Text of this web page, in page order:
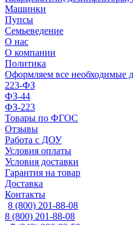
Машинки
Пупсы
Семьеведение
О нас
О компании
Политика
Оформляем все необходимые
223-ФЗ
ФЗ-44
ФЗ-223
Товары по ФГОС
Отзывы
Работа с ДОУ
Условия оплаты
Условия доставки
Гарантия на товар
Доставка
Контакты
8 (800) 201-88-08
8 (800) 201-88-08